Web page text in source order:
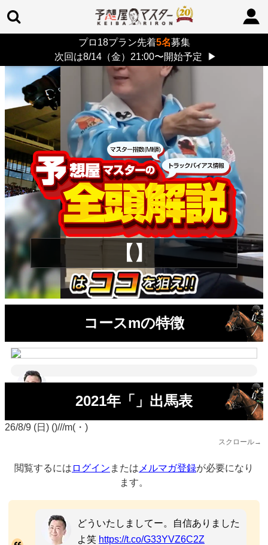
プロ18プラン先着5名募集
次回は8/14（金）21:00〜開始予定
▶
> 26/8/9 (日)
【】
コースmの特徴
2021年「」出馬表
26/8/9 (日) ()///m(・)
スクロール→
閲覧するには ログイン または メルマガ登録が必要になり
ます。
どういたしましてー。自信ありました
よ笑 https://t.co/G33YVZ6C2Z